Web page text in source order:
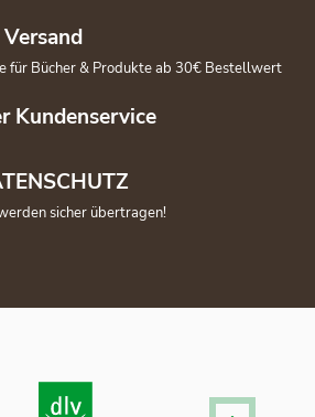
für Bücher & Produkte ab 30€ Bestellwert
Kundenservice
sicher übertragen!